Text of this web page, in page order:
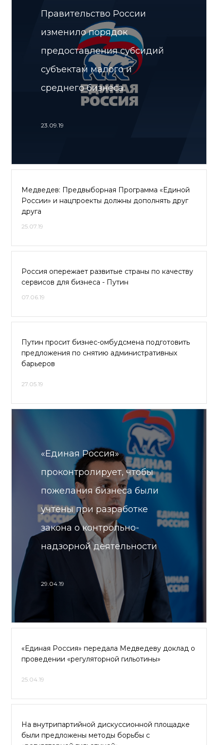
Правительство России
изменило порядок
предоставления субсидий
субъектам малого и
среднего бизнеса
23.09.19
Медведев: Предвыборная Программа «Единой
России» и нацпроекты должны дополнять друг
друга
25.07.19
Россия опережает развитые страны по качеству
сервисов для бизнеса - Путин
07.06.19
Путин просит бизнес-омбудсмена подготовить
предложения по снятию административных
барьеров
27.05.19
«Единая Россия»
проконтролирует, чтобы
пожелания бизнеса были
учтены при разработке
закона о контрольно-
надзорной деятельности
29.04.19
«Единая Россия» передала Медведеву доклад о
проведении «регуляторной гильотины»
25.04.19
На внутрипартийной дискуссионной площадке
были предложены методы борьбы с